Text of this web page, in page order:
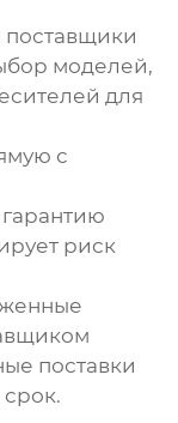
моделей,
для
с
риск
поставки